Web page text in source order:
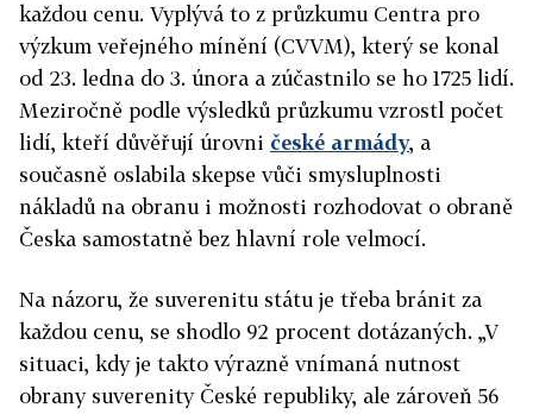
každou cenu. Vyplývá to z průzkumu Centra pro
výzkum veřejného mínění (CVVM), který se konal
od 23. ledna do 3. února a zúčastnilo se ho 1725 lidí.
Meziročně podle výsledků průzkumu vzrostl počet
lidí, kteří důvěřují úrovni české armády, a
současně oslabila skepse vůči smysluplnosti
nákladů na obranu i možnosti rozhodovat o obraně
Česka samostatně bez hlavní role velmocí.
Na názoru, že suverenitu státu je třeba bránit za
každou cenu, se shodlo 92 procent dotázaných. „V
situaci, kdy je takto výrazně vnímaná nutnost
obrany suverenity České republiky, ale zároveň 56